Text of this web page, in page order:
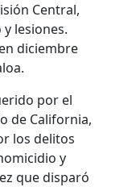
Central,
lesiones.
diciembre
por el
de California,
los delitos
y
que disparó